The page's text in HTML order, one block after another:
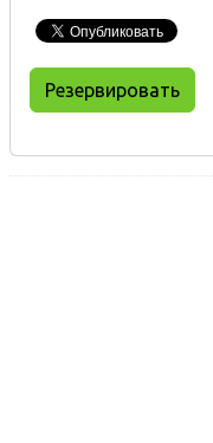
Резервировать